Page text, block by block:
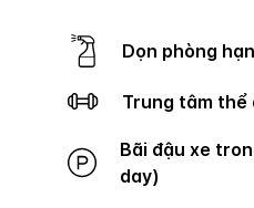
Dọn phòng
Trung tâm thể
Bãi đậu xe trong khuôn viên (25 USD /
day)